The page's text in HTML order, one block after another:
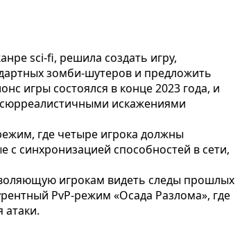
sci-fi, решила создать игру,
зомби-шутеров и предложить
игры состоялся в конце 2023 года, и
сюрреалистичными искажениями
где четыре игрока должны
синхронизацией способностей в сети,
игрокам видеть следы прошлых
PvP-режим «Осада Разлома», где
атаки.